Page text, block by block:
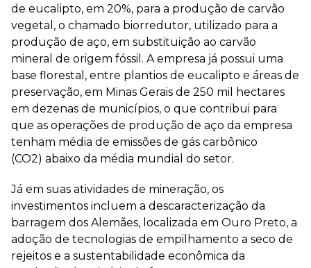
de eucalipto, em 20%, para a produção de carvão
vegetal, o chamado biorredutor, utilizado para a
produção de aço, em substituição ao carvão
mineral de origem fóssil. A empresa já possui uma
base florestal, entre plantios de eucalipto e áreas de
preservação, em Minas Gerais de 250 mil hectares
em dezenas de municípios, o que contribui para
que as operações de produção de aço da empresa
tenham média de emissões de gás carbônico
(CO2) abaixo da média mundial do setor.
Já em suas atividades de mineração, os
investimentos incluem a descaracterização da
barragem dos Alemães, localizada em Ouro Preto, a
adoção de tecnologias de empilhamento a seco de
rejeitos e a sustentabilidade econômica da